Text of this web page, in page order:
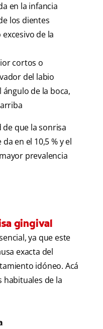
en la infancia
los dientes
de la
cortos o
del labio
de la boca,
de que la sonrisa
en el 10,5 % y el
prevalencia
gingival
ya que este
exacta del
idóneo. Acá
de la